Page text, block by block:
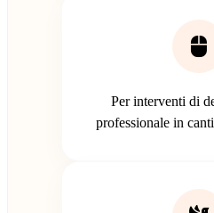
Per interventi di
professionale in